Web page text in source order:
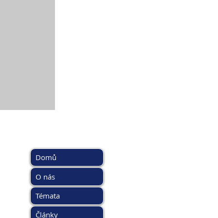
Domů
O nás
Témata
Články